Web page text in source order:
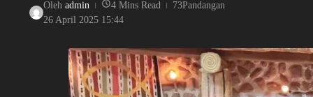
Oleh admin 4 Mins Read
73Pandangan
26 April 2025 15:44